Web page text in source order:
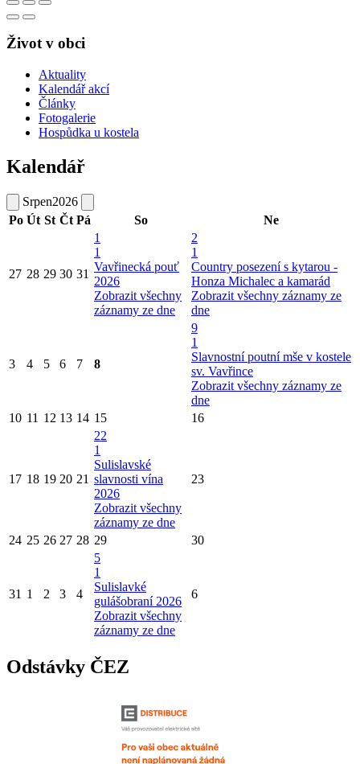
Život v obci
Aktuality
Kalendář akcí
Články
Fotogalerie
Hospůdka u kostela
Kalendář
Srpen2026
Po Út St Čt Pá So Ne
27 28 29 30 31
1
1
Vavřinecká pouť
2026
Zobrazit všechny
záznamy ze dne
2
1
Country posezení s kytarou -
Honza Michalec a kamarád
Zobrazit všechny záznamy ze
dne
3 4 5 6 7 8
9
1
Slavnostní poutní mše v kostele
sv. Vavřince
Zobrazit všechny záznamy ze
dne
10 11 12 13 14 15 16
17 18 19 20 21
22
1
Sulislavské
slavnosti vína
2026
Zobrazit všechny
záznamy ze dne
23
24 25 26 27 28 29 30
31 1 2 3 4
5
1
Sulislavké
gulášobraní 2026
Zobrazit všechny
záznamy ze dne
6
Odstávky ČEZ